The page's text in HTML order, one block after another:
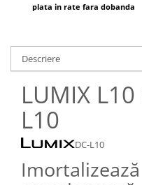
Accesorii Aparate Digitale
Carduri memorie
Cititoare carduri
Huse protectie card
Grip-uri
Telecomenzi
LCD protectie
Recordere audio digitale
plata in rate fara dobanda
Descriere
LUMIX
L10
DC-L10